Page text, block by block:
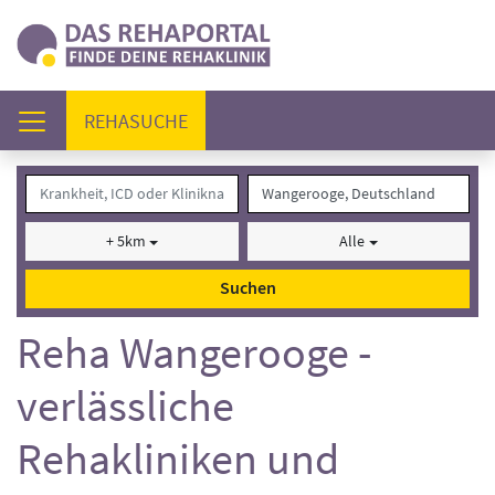
REHASUCHE(AKTUELL)
+ 5km Alle
Suchen
Reha Wangerooge -
verlässliche
Rehakliniken und